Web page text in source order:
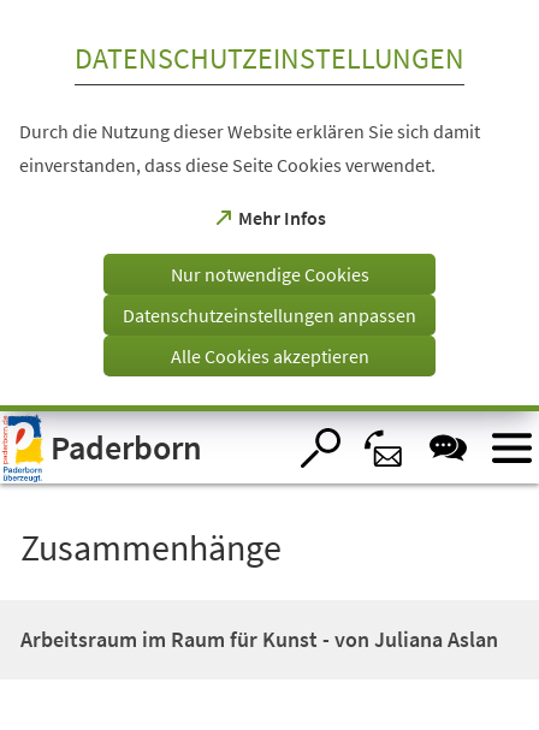
Visuelle
Assistenzsoftware
öffnen.
DATENSCHUTZEINSTELLUNGEN
Durch die Nutzung dieser Website erklären Sie sich damit
einverstanden, dass diese Seite Cookies verwendet.
Mehr Infos
(Öffnet
einem
Tab)
Nur notwendige Cookies
Datenschutzeinstellungen anpassen
Alle Cookies akzeptieren
Paderborn
Zusammenhänge
Arbeitsraum im Raum für Kunst - von Juliana Aslan